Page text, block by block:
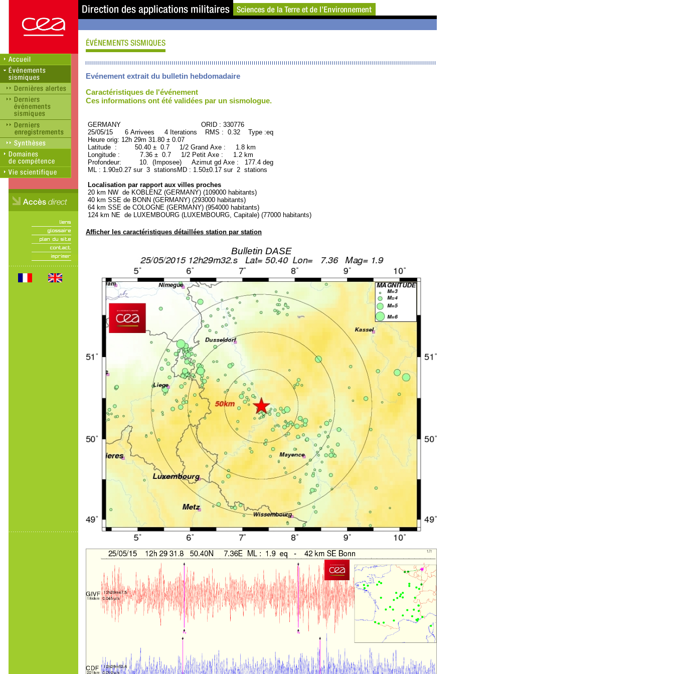
Evénement extrait du bulletin hebdomadaire
Caractéristiques de l'événement
Ces informations ont été validées par un sismologue.
GERMANY ORID : 330776
25/05/15 6 Arrivees 4 Iterations RMS : 0.32 Type :eq
Heure orig: 12h 29m 31.80 ± 0.07
Latitude : 50.40 ± 0.7 1/2 Grand Axe : 1.8 km
Longitude : 7.36 ± 0.7 1/2 Petit Axe : 1.2 km
Profondeur: 10. (Imposee) Azimut gd Axe : 177.4 deg
ML : 1.90±0.27 sur 3 stationsMD : 1.50±0.17 sur 2 stations
Localisation par rapport aux villes proches
20 km NW de KOBLENZ (GERMANY) (109000 habitants)
40 km SSE de BONN (GERMANY) (293000 habitants)
64 km SSE de COLOGNE (GERMANY) (954000 habitants)
124 km NE de LUXEMBOURG (LUXEMBOURG, Capitale) (77000 habitants)
Afficher les caractéristiques détaillées station par station
Bulletin DASE